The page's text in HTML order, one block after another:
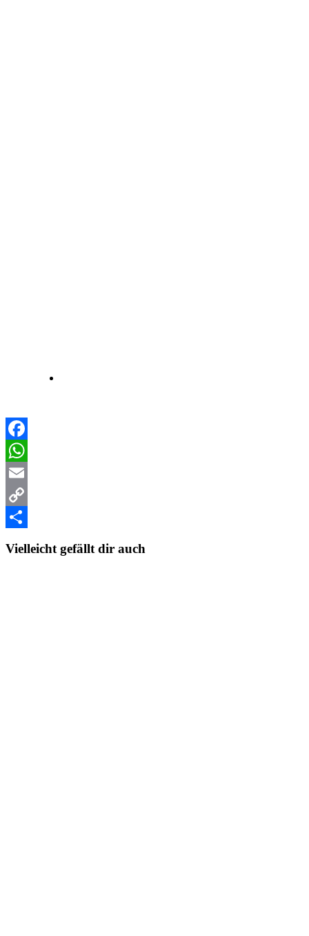
Facebook
WhatsApp
Email
Copy
Vielleicht gefällt dir auch